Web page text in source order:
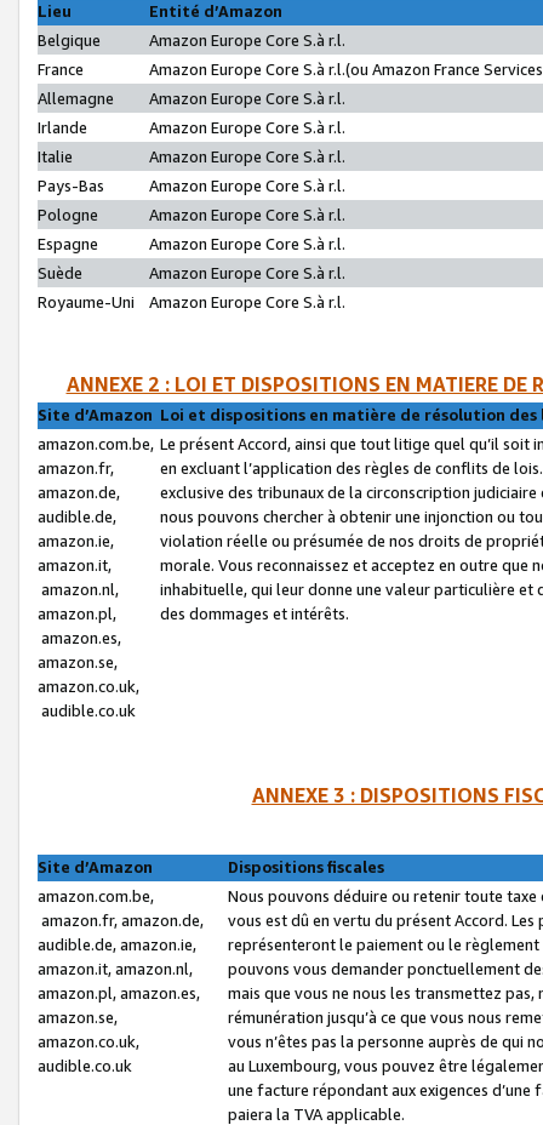
Lieu
Entité d’Amazon
Belgique
Amazon Europe Core S.à r.l.
France
Amazon Europe Core S.à r.l.(ou Amazon France
Allemagne
Amazon Europe Core S.à r.l.
Irlande
Amazon Europe Core S.à r.l.
Italie
Amazon Europe Core S.à r.l.
Pays-Bas
Amazon Europe Core S.à r.l.
Pologne
Amazon Europe Core S.à r.l.
Espagne
Amazon Europe Core S.à r.l.
Suède
Amazon Europe Core S.à r.l.
Royaume-Uni
Amazon Europe Core S.à r.l.
ANNEXE 2 : LOI ET DISPOSITIONS EN MATIERE DE
Site d’Amazon Loi et dispositions en matière de résolution
amazon.com.be,
amazon.fr,
amazon.de,
audible.de,
amazon.ie,
amazon.it,
amazon.nl,
amazon.pl,
amazon.es,
amazon.se,
amazon.co.uk,
audible.co.uk
Le présent Accord, ainsi que tout litige quel qu’il soit
en excluant l’application des règles de conflits de
exclusive des tribunaux de la circonscription
nous pouvons chercher à obtenir une injonction ou
violation réelle ou présumée de nos droits de
morale. Vous reconnaissez et acceptez en outre que
inhabituelle, qui leur donne une valeur particulière
des dommages et intérêts.
ANNEXE 3 : DISPOSITIONS
Site d’Amazon
Dispositions fiscales
amazon.com.be,
amazon.fr, amazon.de,
audible.de, amazon.ie,
amazon.it, amazon.nl,
amazon.pl, amazon.es,
amazon.se,
amazon.co.uk,
audible.co.uk
Nous pouvons déduire ou retenir toute
vous est dû en vertu du présent Accord.
représenteront le paiement ou le
pouvons vous demander ponctuellement
mais que vous ne nous les transmettez
rémunération jusqu’à ce que vous nous
vous n’êtes pas la personne auprès de qui
au Luxembourg, vous pouvez être
une facture répondant aux exigences
paiera la TVA applicable.